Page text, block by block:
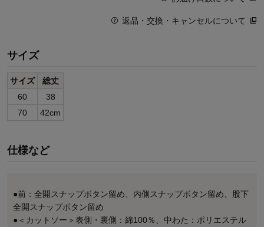
返品・交換・キャンセルについて
サイズ
サイズ
総丈
60
38
70
42cm
仕様など
●前：全開スナップボタン留め、内側スナップボタン留め、股下
全開スナップボタン留め
●＜カットソー＞表側・裏側：綿100％、中わた：ポリエステル